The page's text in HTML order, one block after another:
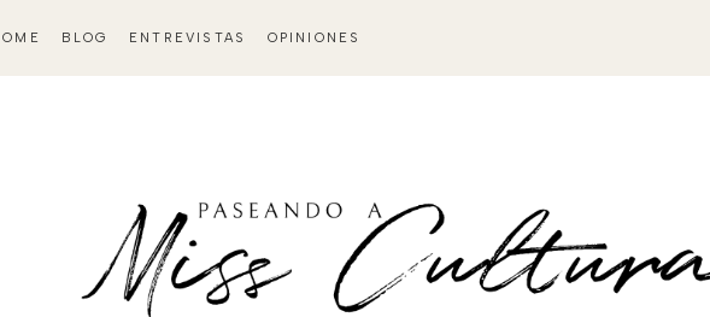
BLOG ENTREVISTAS OPINIONES